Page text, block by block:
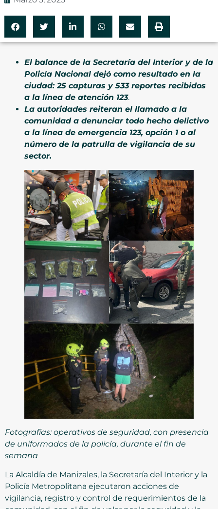
El balance de la Secretaría del Interior y de la
Policía Nacional dejó como resultado en la
ciudad: 25 capturas y 533 reportes recibidos
a la línea de atención 123.
La autoridades reiteran el llamado a la
comunidad a denunciar todo hecho delictivo
a la línea de emergencia 123, opción 1 o al
número de la patrulla de vigilancia de su
sector.
Fotografías: operativos de seguridad, con presencia
de uniformados de la policía, durante el fin de
semana
La Alcaldía de Manizales, la Secretaría del Interior y la
Policía Metropolitana ejecutaron acciones de
vigilancia, registro y control de requerimientos de la